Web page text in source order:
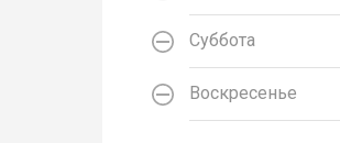
Суббота
Воскресенье